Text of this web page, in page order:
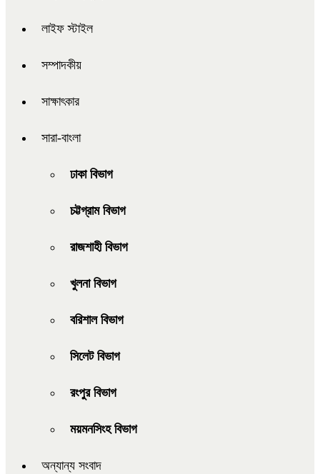
লাইফ স্টাইল
সম্পাদকীয়
সাক্ষাৎকার
সারা-বাংলা
ঢাকা বিভাগ
চট্টগ্রাম বিভাগ
রাজশাহী বিভাগ
খুলনা বিভাগ
বরিশাল বিভাগ
সিলেট বিভাগ
রংপুর বিভাগ
ময়মনসিংহ বিভাগ
অন্যান্য সংবাদ